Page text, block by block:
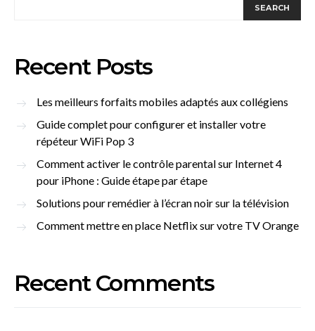
SEARCH
Recent Posts
Les meilleurs forfaits mobiles adaptés aux collégiens
Guide complet pour configurer et installer votre
répéteur WiFi Pop 3
Comment activer le contrôle parental sur Internet 4
pour iPhone : Guide étape par étape
Solutions pour remédier à l’écran noir sur la télévision
Comment mettre en place Netflix sur votre TV Orange
Recent Comments